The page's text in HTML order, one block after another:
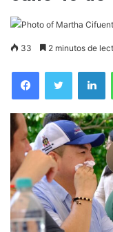
33 2 minutos de
FacebookTwitter